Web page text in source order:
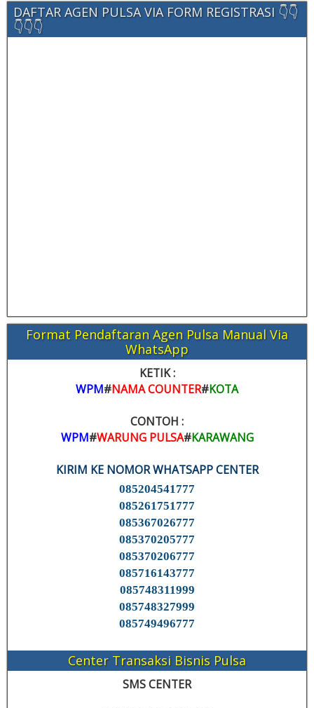
DAFTAR AGEN PULSA VIA FORM REGISTRASI 👇👇
👇👇👇
Format Pendaftaran Agen Pulsa Manual Via
WhatsApp
KETIK :
WPM#NAMA COUNTER#KOTA
CONTOH :
WPM#WARUNG PULSA#KARAWANG
KIRIM KE NOMOR WHATSAPP CENTER
085204541777
085261751777
085367026777
085370205777
085370206777
085716143777
085748311999
085748327999
085749496777
Center Transaksi Bisnis Pulsa
SMS CENTER